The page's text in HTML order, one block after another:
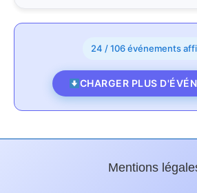
24 / 106 événements
CHARGER PLUS
Mentions